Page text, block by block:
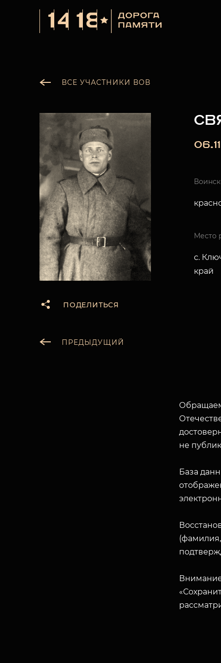
ВСЕ УЧАСТНИКИ ВОВ
ПОДЕЛИТЬСЯ
Место
с.
край
ПРЕДЫДУЩИЙ
не
База